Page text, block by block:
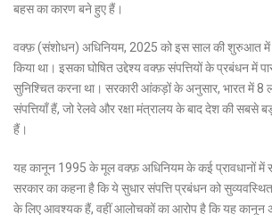
बहस का कारण बने हुए हैं।
वक्फ़ (संशोधन) अधिनियम, 2025 को इस साल की शुरुआत में
किया था। इसका घोषित उद्देश्य वक्फ़ संपत्तियों के प्रबंधन में
सुनिश्चित करना था। सरकारी आंकड़ों के अनुसार, भारत में
संपत्तियाँ हैं, जो रेलवे और रक्षा मंत्रालय के बाद देश की सबसे
हैं।
यह कानून 1995 के मूल वक्फ़ अधिनियम के कई प्रावधानों में
सरकार का कहना है कि ये सुधार संपत्ति प्रबंधन को
के लिए आवश्यक हैं, वहीं आलोचकों का आरोप है कि यह